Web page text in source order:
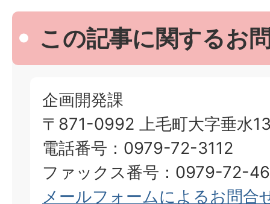
この記事に関するお
企画開発課
〒871-0992 上毛町大字垂水
電話番号：0979-72-3112
ファックス番号：0979-72-
メールフォームによるお問合